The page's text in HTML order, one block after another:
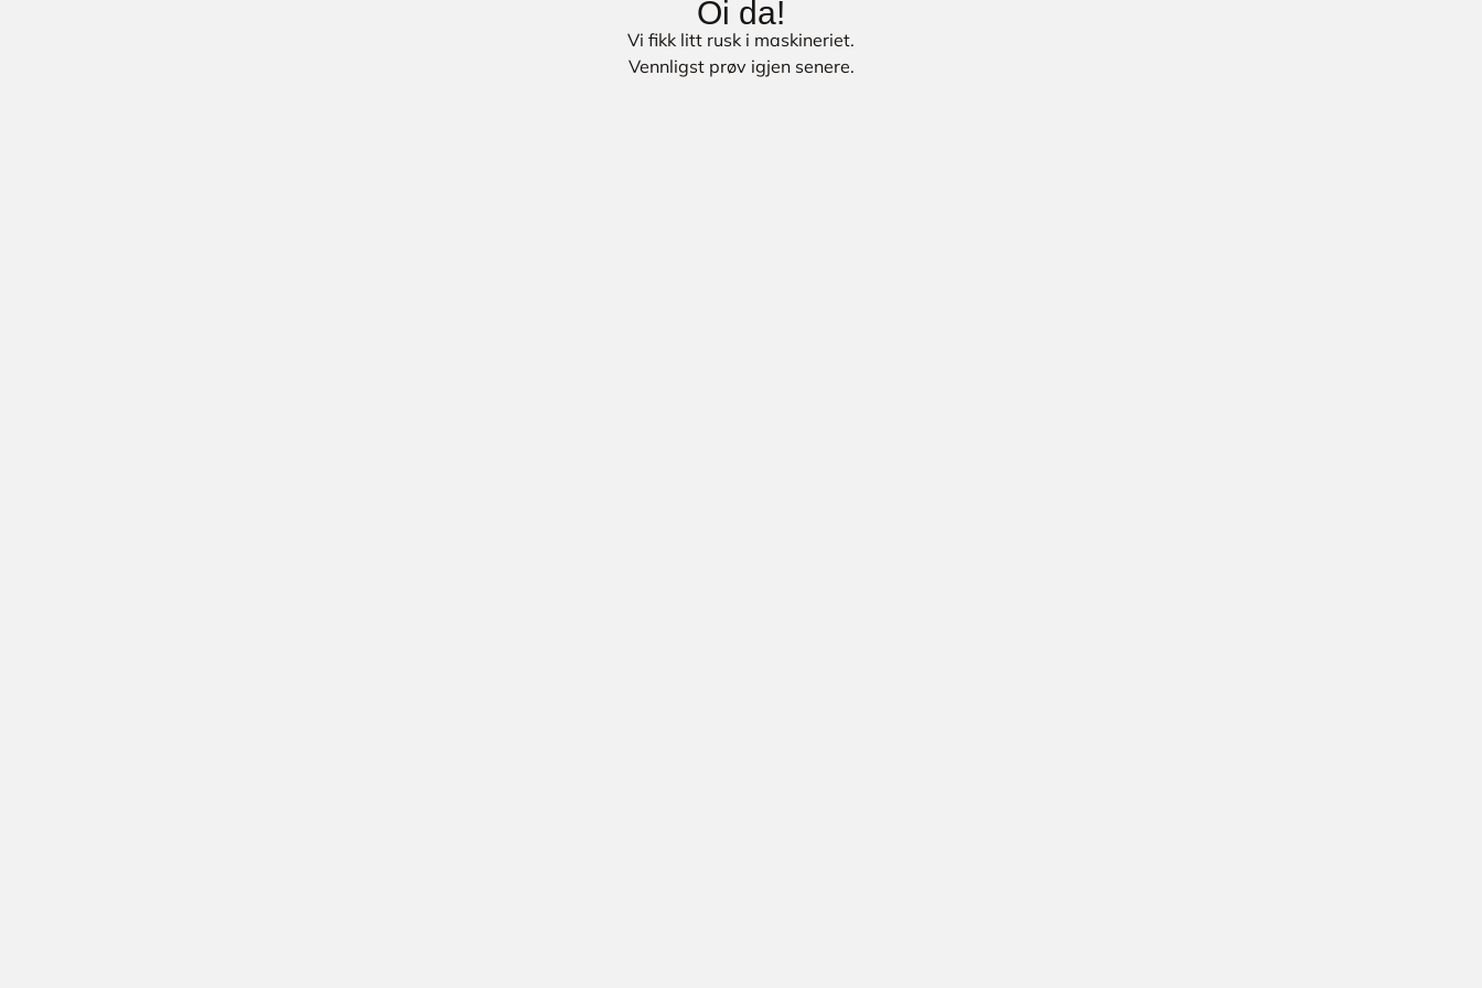
Oi da!
Vi fikk litt rusk i maskineriet.
Vennligst prøv igjen senere.